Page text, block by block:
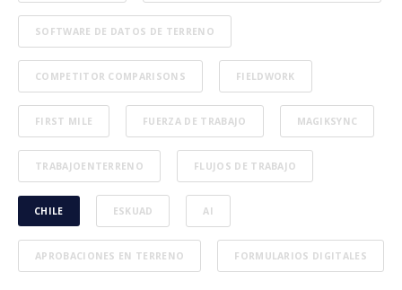
SOFTWARE DE DATOS DE TERRENO
COMPETITOR COMPARISONS FIELDWORK
FIRST MILE FUERZA DE TRABAJO MAGIKSYNC
TRABAJOENTERRENO FLUJOS DE TRABAJO
CHILE ESKUAD AI
APROBACIONES EN TERRENO FORMULARIOS DIGITALES